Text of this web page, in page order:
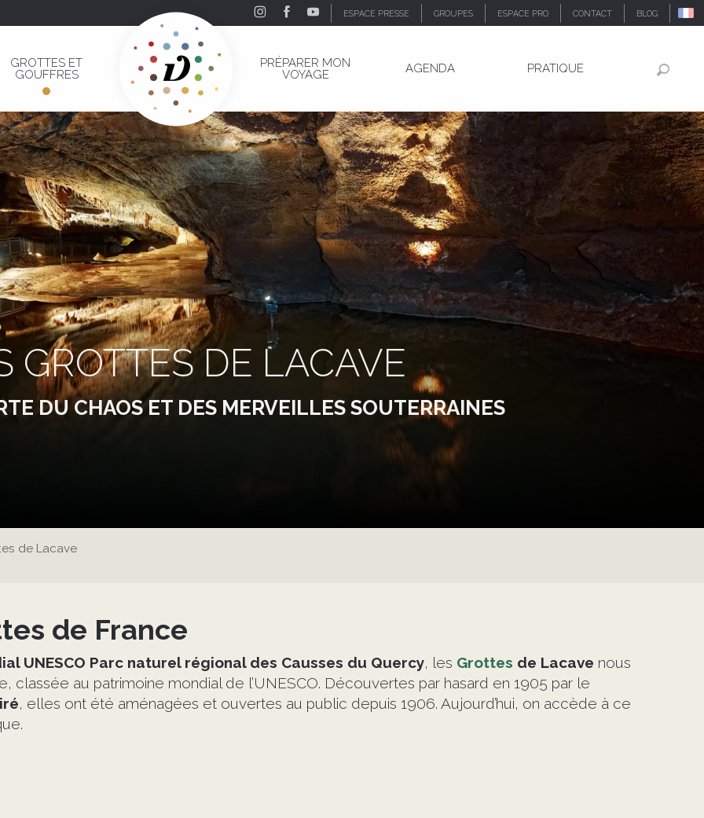
ESPACE PRESSE GROUPES ESPACE PRO CONTACT BLOG
GROTTES ET
GOUFFRES
PRÉPARER MON
VOYAGE
AGENDA PRATIQUE
GROTTES DE LACAVE
DU CHAOS ET DES MERVEILLES SOUTERRAINES
de Lacave
de France
UNESCO Parc naturel régional des Causses du Quercy, les Grottes de Lacave nous
classée au patrimoine mondial de l’UNESCO. Découvertes par hasard en 1905 par le
, elles ont été aménagées et ouvertes au public depuis 1906. Aujourd’hui, on accède à ce